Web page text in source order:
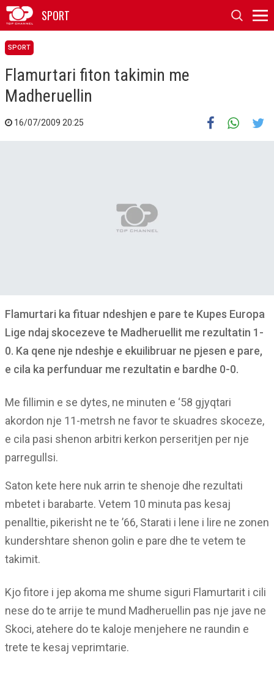
SPORT
SPORT
Flamurtari fiton takimin me
Madheruellin
16/07/2009 20:25
Flamurtari ka fituar ndeshjen e pare te Kupes Europa
Lige ndaj skocezeve te Madheruellit me rezultatin 1-
0. Ka qene nje ndeshje e ekuilibruar ne pjesen e pare,
e cila ka perfunduar me rezultatin e bardhe 0-0.
Me fillimin e se dytes, ne minuten e ‘58 gjyqtari
akordon nje 11-metrsh ne favor te skuadres skoceze,
e cila pasi shenon arbitri kerkon perseritjen per nje
parregullsi.
Saton kete here nuk arrin te shenoje dhe rezultati
mbetet i barabarte. Vetem 10 minuta pas kesaj
penalltie, pikerisht ne te ’66, Starati i lene i lire ne zonen
kundershtare shenon golin e pare dhe te vetem te
takimit.
Kjo fitore i jep akoma me shume siguri Flamurtarit i cili
nese do te arrije te mund Madheruellin pas nje jave ne
Skoci, atehere do te kaloje menjehere ne raundin e
trete te kesaj veprimtarie.